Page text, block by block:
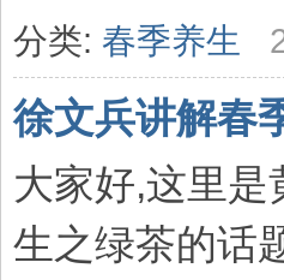
分类: 春季养生
徐文兵讲解春
大家好,这里
生之绿茶的话